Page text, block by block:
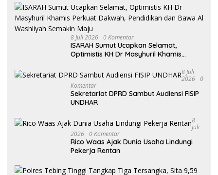
8 Juli 2026 0 Komentar
ISARAH Sumut Ucapkan Selamat,
Optimistis KH Dr Masyhuril Khamis
Al Washliyah Semakin Maju
8 Juli
2026 0
Komentar
Sekretariat DPRD Sambut Audiensi FISIP
UNDHAR
8
Juli
2026 0 Komentar
Rico Waas Ajak Dunia Usaha Lindungi
Pekerja Rentan